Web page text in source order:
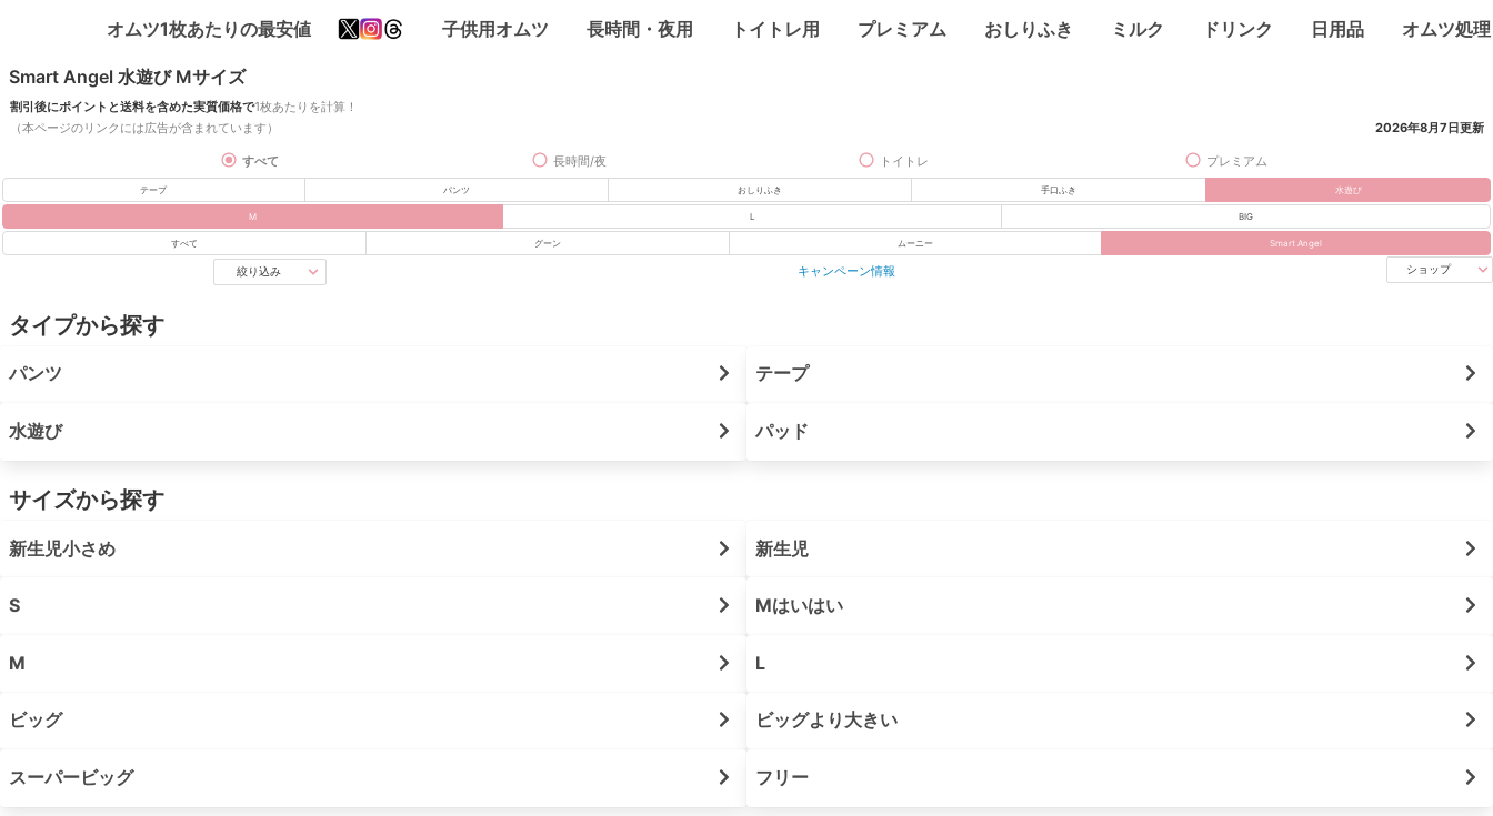
オムツ1枚あたりの最安値 子供用オムツ 長時間・夜用 トイトレ用 プレミアム おしりふき ミルク ドリンク 日用品 オムツ処理
Smart Angel 水遊び Mサイズ
割引後にポイントと送料を含めた実質価格で1枚あたりを計算！
（本ページのリンクには広告が含まれています）
2026年8月7日更新
すべて 長時間/夜 トイトレ プレミアム
テープ パンツ おしりふき 手口ふき 水遊び
M L BIG
すべて グーン ムーニー Smart Angel
絞り込み キャンペーン情報 ショップ
タイプから探す
パンツ テープ
水遊び パッド
サイズから探す
新生児小さめ 新生児
S Mはいはい
M L
ビッグ ビッグより大きい
スーパービッグ フリー